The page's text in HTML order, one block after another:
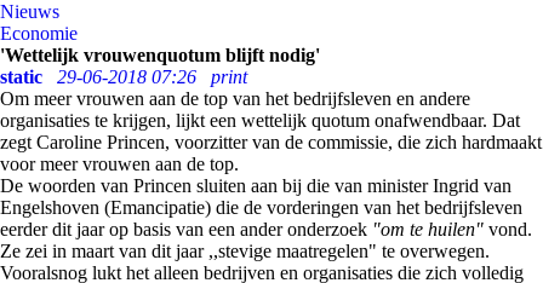
Nieuws
Economie
'Wettelijk vrouwenquotum blijft nodig'
static
29-06-2018 07:26
print
Om meer vrouwen aan de top van het bedrijfsleven en andere
organisaties te krijgen, lijkt een wettelijk quotum onafwendbaar. Dat
zegt Caroline Princen, voorzitter van de commissie, die zich hardmaakt
voor meer vrouwen aan de top.
De woorden van Princen sluiten aan bij die van minister Ingrid van
Engelshoven (Emancipatie) die de vorderingen van het bedrijfsleven
eerder dit jaar op basis van een ander onderzoek "om te huilen" vond.
Ze zei in maart van dit jaar ,,stevige maatregelen" te overwegen.
Vooralsnog lukt het alleen bedrijven en organisaties die zich volledig